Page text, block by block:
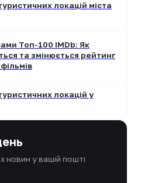
локацій міста
Топ-100 IMDb: Як
та змінюється рейтинг
локацій у
новин у вашій пошті